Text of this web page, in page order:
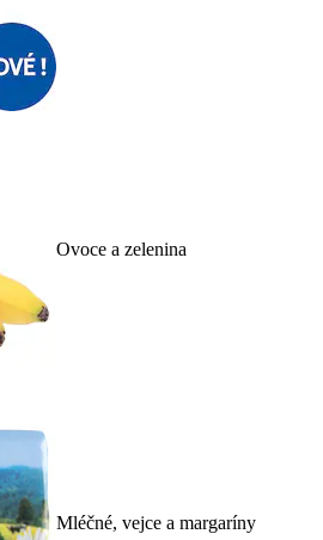
Ovoce a zelenina
Mléčné, vejce a margaríny